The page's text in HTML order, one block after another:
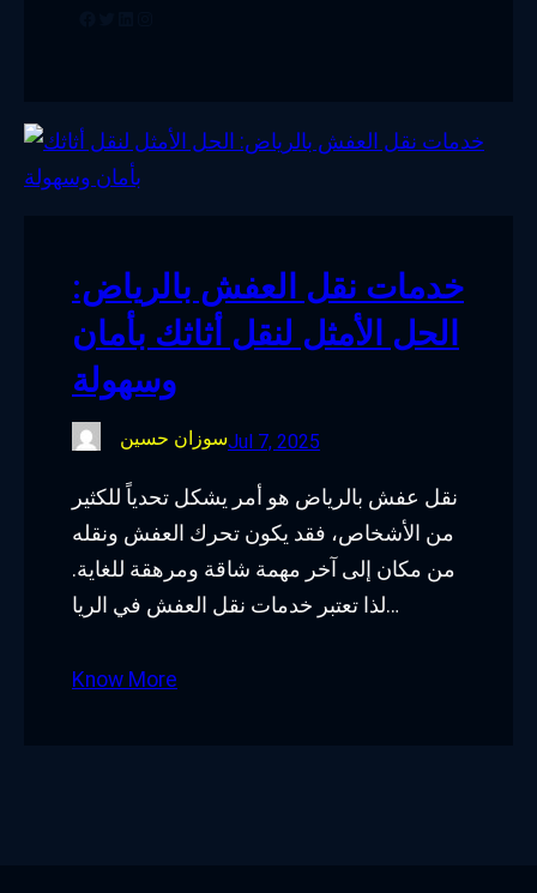
خدمات نقل العفش بالرياض:
الحل الأمثل لنقل أثاثك بأمان
وسهولة
سوزان حسينJul 7, 2025
نقل عفش بالرياض هو أمر يشكل تحدياً للكثير
من الأشخاص، فقد يكون تحرك العفش ونقله
من مكان إلى آخر مهمة شاقة ومرهقة للغاية.
لذا تعتبر خدمات نقل العفش في الريا…
Know More